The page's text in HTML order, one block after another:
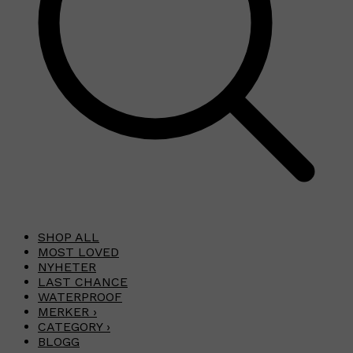
SHOP ALL
MOST LOVED
NYHETER
LAST CHANCE
WATERPROOF
MERKER ›
CATEGORY ›
BLOGG